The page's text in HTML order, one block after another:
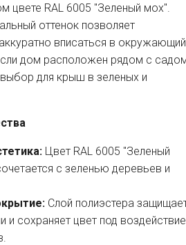
цвете RAL 6005 "Зеленый мох".
оттенок позволяет
вписаться в окружающий
дом расположен рядом с
для крыш в зеленых и
Цвет RAL 6005 "Зеленый
с зеленью деревьев и
Слой полиэстера
и сохраняет цвет под